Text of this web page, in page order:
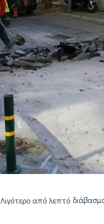
Λιγότερο απόλεπτό